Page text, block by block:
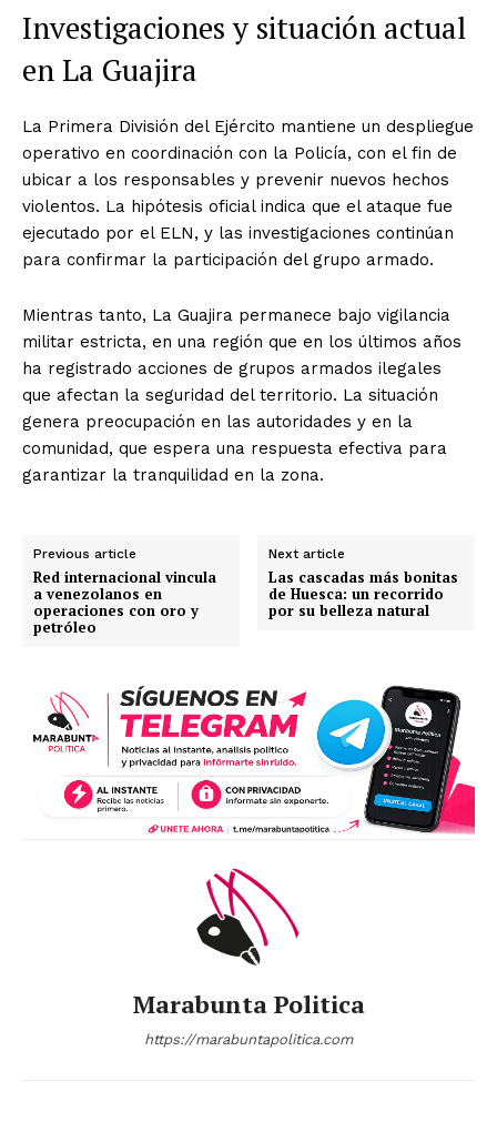
Investigaciones y situación actual
en La Guajira
La Primera División del Ejército mantiene un despliegue
operativo en coordinación con la Policía, con el fin de
ubicar a los responsables y prevenir nuevos hechos
violentos. La hipótesis oficial indica que el ataque fue
ejecutado por el ELN, y las investigaciones continúan
para confirmar la participación del grupo armado.
Mientras tanto, La Guajira permanece bajo vigilancia
militar estricta, en una región que en los últimos años
ha registrado acciones de grupos armados ilegales
que afectan la seguridad del territorio. La situación
genera preocupación en las autoridades y en la
comunidad, que espera una respuesta efectiva para
garantizar la tranquilidad en la zona.
Previous article
Red internacional vincula
a venezolanos en
operaciones con oro y
petróleo
Next article
Las cascadas más bonitas
de Huesca: un recorrido
por su belleza natural
Marabunta Politica
https://marabuntapolitica.com